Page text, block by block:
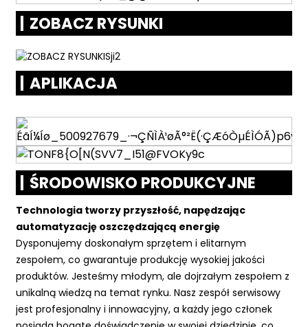
ZOBACZ RYSUNKI
APLIKACJA
ŚRODOWISKO PRODUKCYJNE
Technologia tworzy przyszłość, napędzając
automatyzację oszczędzającą energię
Dysponujemy doskonałym sprzętem i elitarnym
zespołem, co gwarantuje produkcję wysokiej jakości
produktów. Jesteśmy młodym, ale dojrzałym zespołem z
unikalną wiedzą na temat rynku. Nasz zespół serwisowy
jest profesjonalny i innowacyjny, a każdy jego członek